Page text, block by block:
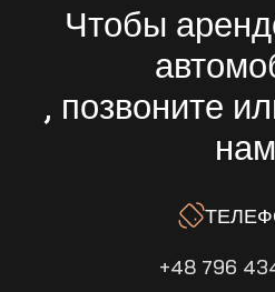
Чтобы
, позвоните
+48 796